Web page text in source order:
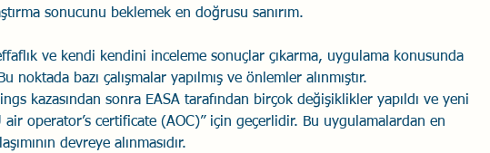
sonucunu beklemek en doğrusu sanırım.
ve kendi kendini inceleme sonuçlar çıkarma, uygulama konusunda
noktada bazı çalışmalar yapılmış ve önlemler alınmıştır.
kazasından sonra EASA tarafından birçok değişiklikler yapıldı ve yeni
operator’s certificate (AOC)” için geçerlidir. Bu uygulamalardan en
devreye alınmasıdır.